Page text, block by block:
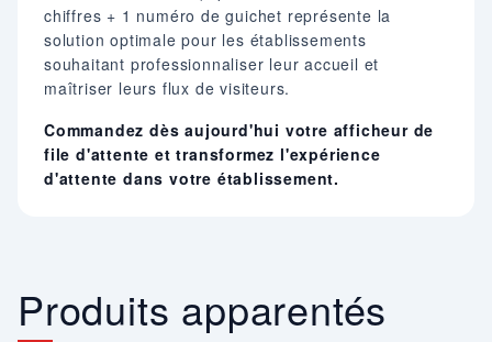
chiffres + 1 numéro de guichet représente la
solution optimale pour les établissements
souhaitant professionnaliser leur accueil et
maîtriser leurs flux de visiteurs.
Commandez dès aujourd'hui votre afficheur de
file d'attente et transformez l'expérience
d'attente dans votre établissement.
Produits apparentés